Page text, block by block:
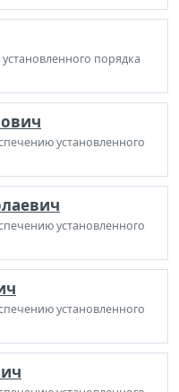
порядка
установленного
установленного
установленного